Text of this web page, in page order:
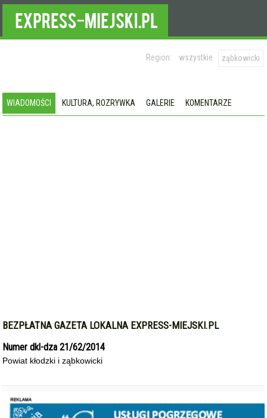
Region: wszystkie ząbkowicki
WIADOMOŚCI KULTURA, ROZRYWKA GALERIE KOMENTARZE
BEZPŁATNA GAZETA LOKALNA EXPRESS-MIEJSKI.PL
Numer dkl-dza 21/62/2014
Powiat kłodzki i ząbkowicki